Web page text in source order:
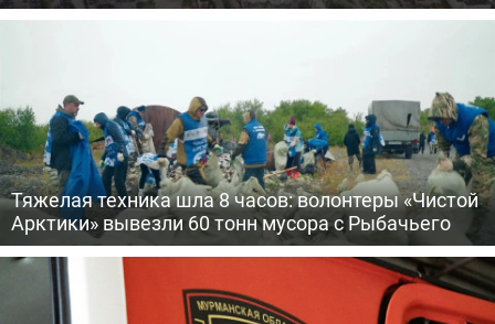
Тяжелая техника шла 8 часов: волонтеры «Чистой
Арктики» вывезли 60 тонн мусора с Рыбачьего